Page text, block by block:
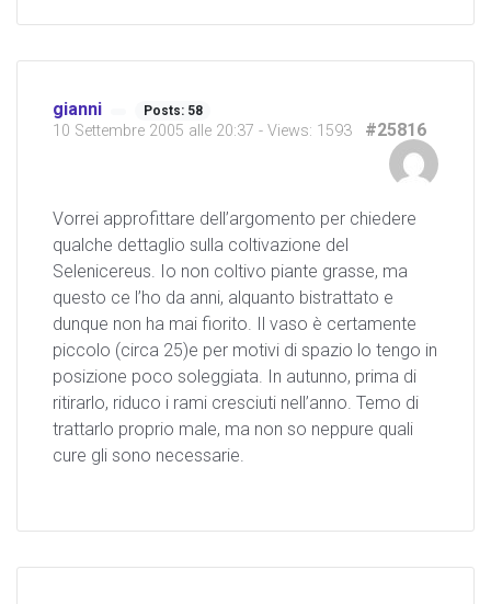
gianni Posts: 58
10 Settembre 2005 alle 20:37 - Views: 1593 #25816
Vorrei approfittare dell’argomento per chiedere
qualche dettaglio sulla coltivazione del
Selenicereus. Io non coltivo piante grasse, ma
questo ce l’ho da anni, alquanto bistrattato e
dunque non ha mai fiorito. Il vaso è certamente
piccolo (circa 25)e per motivi di spazio lo tengo in
posizione poco soleggiata. In autunno, prima di
ritirarlo, riduco i rami cresciuti nell’anno. Temo di
trattarlo proprio male, ma non so neppure quali
cure gli sono necessarie.